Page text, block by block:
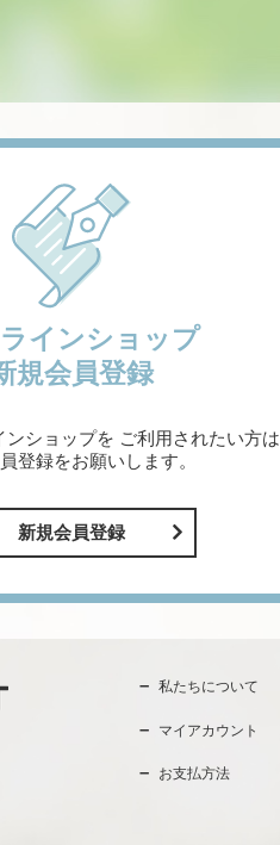
インショップ
規会員登録
ンショップを ご利用されたい方は
登録をお願いします。
新規会員登録
私たちについて
マイアカウント
お支払方法